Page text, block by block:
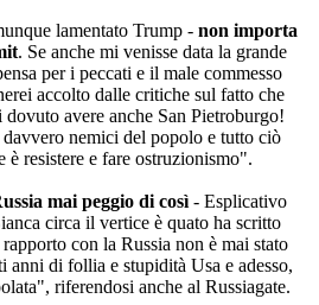
lamentato Trump - non importa
. Se anche mi venisse data la grande
per i peccati e il male commesso
accolto dalle critiche sul fatto che
dovuto avere anche San Pietroburgo!
nemici del popolo e tutto ciò
è resistere e fare ostruzionismo".
mai peggio di così - Esplicativo
circa il vertice è quato ha scritto
con la Russia non è mai stato
anni di follia e stupidità Usa e adesso,
riferendosi anche al Russiagate.